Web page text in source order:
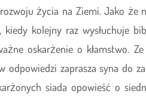
życia na Ziemi. Jako że
kolejny raz wysłuchuje
oskarżenie o kłamstwo.
odpowiedzi zaprasza syna do
siada opowieść o